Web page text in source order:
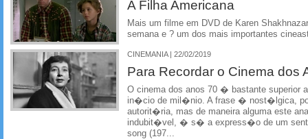
A Filha Americana
Mais um filme em DVD de Karen
semana e ? um dos mais importantes
CINEMANIA | 22/02/2019
Para Recordar o Cinema dos
O cinema dos anos 70 � bastante superior
in�cio de mil�nio. A frase � nost�lgica,
autorit�ria, mas de maneira alguma este
indubit�vel, � s� a express�o de um
song (197...